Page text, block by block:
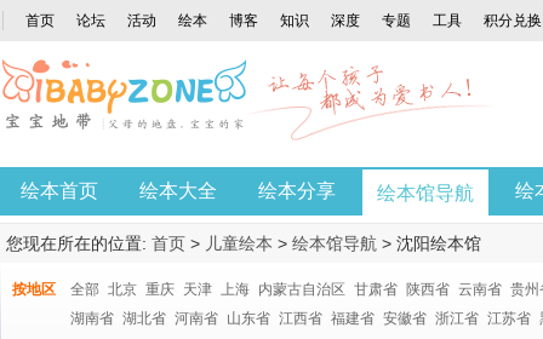
首页 论坛 活动 绘本 博客 知识 深度 专题 工具 积分兑换
绘本首页 绘本大全 绘本分享 绘本馆导航 绘
您现在所在的位置: 首页 > 儿童绘本 > 绘本馆导航 > 沈阳绘本馆
按地区 全部 北京 重庆 天津 上海 内蒙古自治区 甘肃省 陕西省 云南省 贵州
湖南省 湖北省 河南省 山东省 江西省 福建省 安徽省 浙江省 江苏省